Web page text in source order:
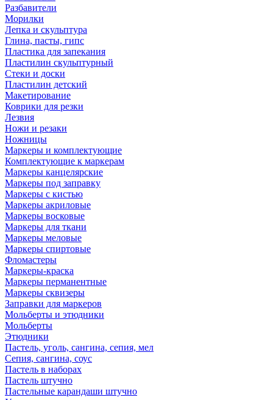
Разбавители
Морилки
Лепка и скульптура
Глина, пасты, гипс
Пластика для запекания
Пластилин скульптурный
Стеки и доски
Пластилин детский
Макетирование
Коврики для резки
Лезвия
Ножи и резаки
Ножницы
Маркеры и комплектующие
Комплектующие к маркерам
Маркеры канцелярские
Маркеры под заправку
Маркеры с кистью
Маркеры акриловые
Маркеры восковые
Маркеры для ткани
Маркеры меловые
Маркеры спиртовые
Фломастеры
Маркеры-краска
Маркеры перманентные
Маркеры сквизеры
Заправки для маркеров
Мольберты и этюдники
Мольберты
Этюдники
Пастель, уголь, сангина, сепия, мел
Сепия, сангина, соус
Пастель в наборах
Пастель штучно
Пастельные карандаши штучно